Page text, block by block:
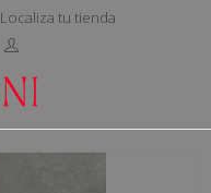
Localiza tu tienda